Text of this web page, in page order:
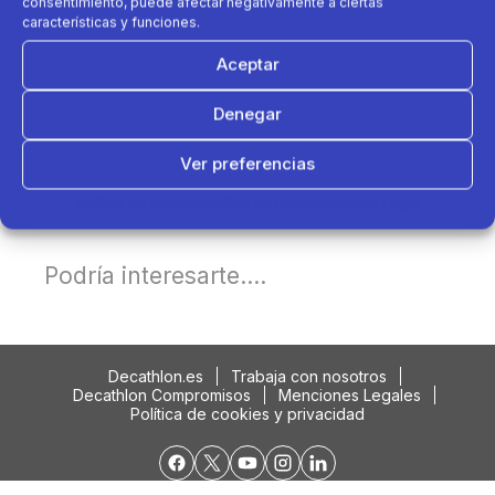
características y funciones.
Aceptar
Denegar
Ver preferencias
Podría interesarte....
Decathlon.es
Trabaja con nosotros
Decathlon Compromisos
Menciones Legales
Política de cookies y privacidad